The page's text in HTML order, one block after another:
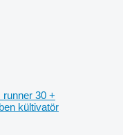
30 +
kültivatör